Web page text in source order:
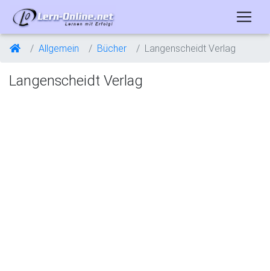
Allgemein Bücher Langenscheidt Verlag
Langenscheidt Verlag